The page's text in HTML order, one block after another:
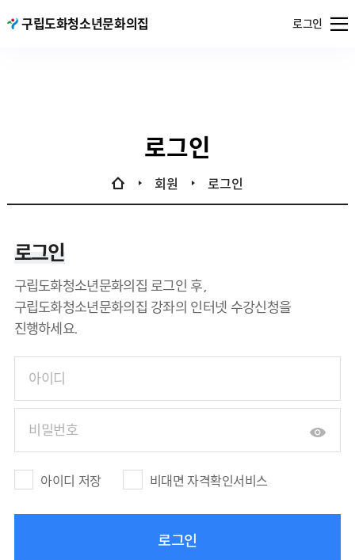
서울특별시
구립도화청소년문화의집 로그인열기
로그인
회원 로그인
로그인
구립도화청소년문화의집 로그인 후,
구립도화청소년문화의집 강좌의 인터넷 수강신청을
진행하세요.
아이디 저장 비대면 자격확인서비스